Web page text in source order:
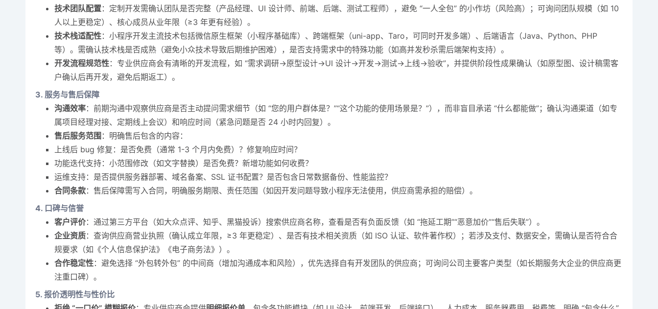
技术团队配置：定制开发需确认团队是否完整（产品经理、UI 设计师、前端、后端、测试工程师），避免 “一人全包” 的小作坊（风险高）；可询问团队规模（如 10
人以上更稳定）、核心成员从业年限（≥3 年更有经验）。
技术栈适配性：小程序开发主流技术包括微信原生框架（小程序基础库）、跨端框架（uni-app、Taro，可同时开发多端）、后端语言（Java、Python、PHP
等）。需确认技术栈是否成熟（避免小众技术导致后期维护困难），是否支持需求中的特殊功能（如高并发秒杀需后端架构支持）。
开发流程规范性：专业供应商会有清晰的开发流程，如 “需求调研→原型设计→UI 设计→开发→测试→上线→验收”，并提供阶段性成果确认（如原型图、设计稿需客
户确认后再开发，避免后期返工）。
3. 服务与售后保障
沟通效率：前期沟通中观察供应商是否主动提问需求细节（如 “您的用户群体是？”“这个功能的使用场景是？”），而非盲目承诺 “什么都能做”；确认沟通渠道（如专
属项目经理对接、定期线上会议）和响应时间（紧急问题是否 24 小时内回复）。
售后服务范围 ：明确售后包含的内容：
上线后 bug 修复：是否免费（通常 1-3 个月内免费）？修复响应时间？
功能迭代支持：小范围修改（如文字替换）是否免费？新增功能如何收费？
运维支持：是否提供服务器部署、域名备案、SSL 证书配置？是否包含日常数据备份、性能监控？
合同条款：售后保障需写入合同，明确服务期限、责任范围（如因开发问题导致小程序无法使用，供应商需承担的赔偿）。
4. 口碑与信誉
客户评价：通过第三方平台（如大众点评、知乎、黑猫投诉）搜索供应商名称，查看是否有负面反馈（如 “拖延工期”“恶意加价”“售后失联”）。
企业资质：查询供应商营业执照（确认成立年限，≥3 年更稳定）、是否有技术相关资质（如 ISO 认证、软件著作权）；若涉及支付、数据安全，需确认是否符合合
规要求（如《个人信息保护法》《电子商务法》）。
合作稳定性：避免选择 “外包转外包” 的中间商（增加沟通成本和风险），优先选择自有开发团队的供应商；可询问公司主要客户类型（如长期服务大企业的供应商更
注重口碑）。
5. 报价透明性与性价比